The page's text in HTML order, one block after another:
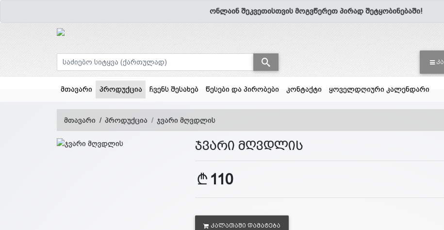
ონლაინ შეკვეთისთვის მოგვწერეთ პირად შეტყობინებაში!
მთავარი პროდუქცია(current)
ჩვენს შესახებ წესები და პირობები კონტაქტი ყოველდღიური კალენდარი
მთავარი პროდუქცია ჯვარი მღვდლის
ჯვარი მღვდლის
110
ᲙᲐᲚᲐᲗᲐᲨᲘ ᲓᲐᲛᲐᲢᲔᲑᲐ